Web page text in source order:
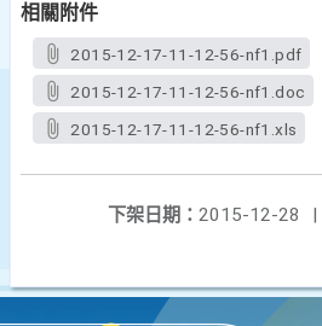
相關附件
2015-12-17-11-12-56-nf1.pdf
2015-12-17-11-12-56-nf1.doc
2015-12-17-11-12-56-nf1.xls
下架日期： 2015-12-28
|